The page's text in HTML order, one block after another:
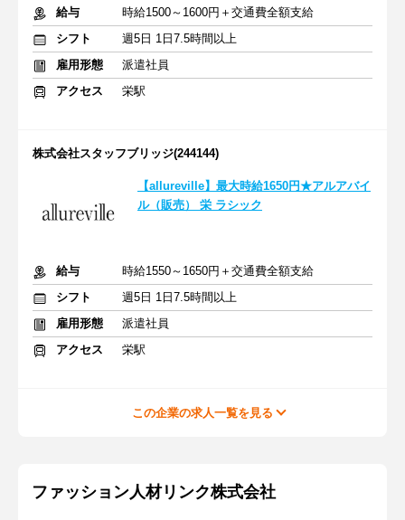
給与
時給1500～1600円＋交通費全額支給
シフト
週5日 1日7.5時間以上
雇用形態
派遣社員
アクセス
栄駅
株式会社スタッフブリッジ(244144)
【allureville】最大時給1650円★アルアバイ
ル（販売） 栄 ラシック
給与
時給1550～1650円＋交通費全額支給
シフト
週5日 1日7.5時間以上
雇用形態
派遣社員
アクセス
栄駅
この企業の求人一覧を見る
ファッション人材リンク株式会社